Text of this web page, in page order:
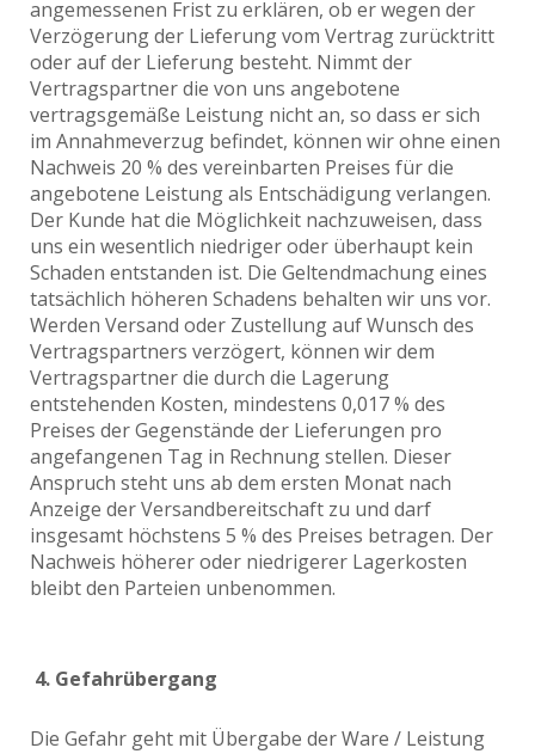
angemessenen Frist zu erklären, ob er wegen der
Verzögerung der Lieferung vom Vertrag zurücktritt
oder auf der Lieferung besteht. Nimmt der
Vertragspartner die von uns angebotene
vertragsgemäße Leistung nicht an, so dass er sich
im Annahmeverzug befindet, können wir ohne einen
Nachweis 20 % des vereinbarten Preises für die
angebotene Leistung als Entschädigung verlangen.
Der Kunde hat die Möglichkeit nachzuweisen, dass
uns ein wesentlich niedriger oder überhaupt kein
Schaden entstanden ist. Die Geltendmachung eines
tatsächlich höheren Schadens behalten wir uns vor.
Werden Versand oder Zustellung auf Wunsch des
Vertragspartners verzögert, können wir dem
Vertragspartner die durch die Lagerung
entstehenden Kosten, mindestens 0,017 % des
Preises der Gegenstände der Lieferungen pro
angefangenen Tag in Rechnung stellen. Dieser
Anspruch steht uns ab dem ersten Monat nach
Anzeige der Versandbereitschaft zu und darf
insgesamt höchstens 5 % des Preises betragen. Der
Nachweis höherer oder niedrigerer Lagerkosten
bleibt den Parteien unbenommen.
4. Gefahrübergang
Die Gefahr geht mit Übergabe der Ware / Leistung